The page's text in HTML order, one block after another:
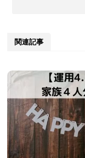
関連記事